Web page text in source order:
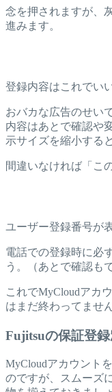
念を押されますが、
進みます。
登録内容はこれでい
おバカな広告のせい
内容はあとで確認や
示サイズを縮小する
間違いなければ「こ
ユーザー登録番号が
電話での登録時に必
う。（あとで確認も
これでMyCloudアカ
はまだ終わってませ
Fujitsuの保証登
MyCloudアカウント
のですが、スムーズ